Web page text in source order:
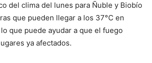
del clima del lunes para Ñuble y Biobío
que pueden llegar a los 37°C en
que puede ayudar a que el fuego
ya afectados.